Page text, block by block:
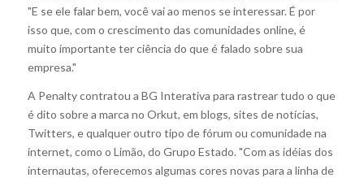
"E se ele falar bem, você vai ao menos se interessar. É por
isso que, com o crescimento das comunidades online, é
muito importante ter ciência do que é falado sobre sua
empresa."
A Penalty contratou a BG Interativa para rastrear tudo o que
é dito sobre a marca no Orkut, em blogs, sites de notícias,
Twitters, e qualquer outro tipo de fórum ou comunidade na
internet, como o Limão, do Grupo Estado. "Com as idéias dos
internautas, oferecemos algumas cores novas para a linha de